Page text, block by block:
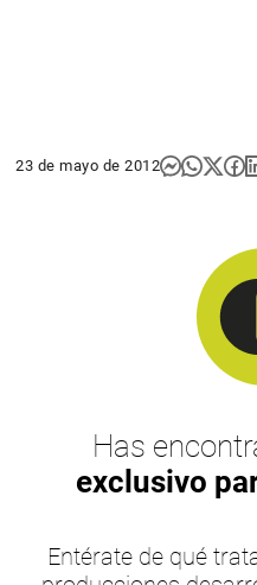
23 de mayo de 2012
Has
exclusivo
Entérate de qué